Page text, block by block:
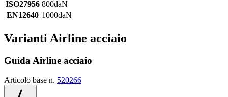
ISO27956 800daN
EN12640 1000daN
Varianti Airline acciaio
Guida Airline acciaio
Articolo base n. 520266